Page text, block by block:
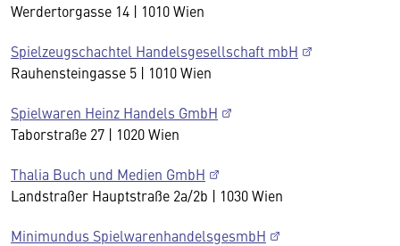
Werdertorgasse 14 | 1010 Wien
Spielzeugschachtel Handelsgesellschaft mbH
Rauhensteingasse 5 | 1010 Wien
Spielwaren Heinz Handels GmbH
Taborstraße 27 | 1020 Wien
Thalia Buch und Medien GmbH
Landstraßer Hauptstraße 2a/2b | 1030 Wien
Minimundus SpielwarenhandelsgesmbH